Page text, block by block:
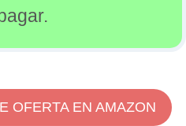
OFERTA EN AMAZON